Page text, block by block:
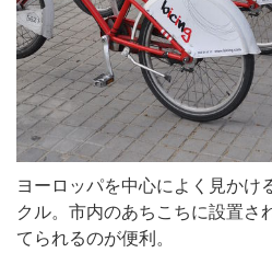
ヨーロッパを中心によく見かけ
クル。市内のあちこちに設置さ
てられるのが便利。